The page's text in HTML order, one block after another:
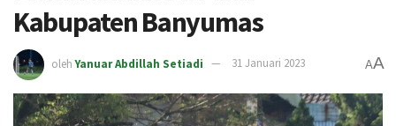
Kabupaten Banyumas
oleh Yanuar Abdillah Setiadi 31 Januari 2023 AA